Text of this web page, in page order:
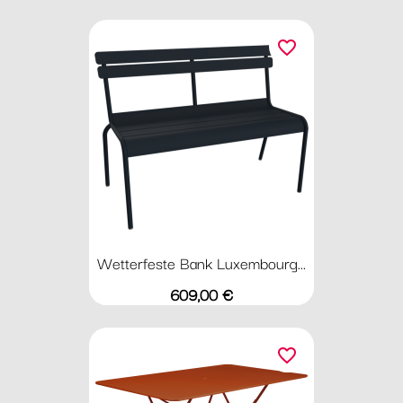
Wetterfeste Bank Luxembourg...
Preis
609,00 €
favorite_border
favorite_border